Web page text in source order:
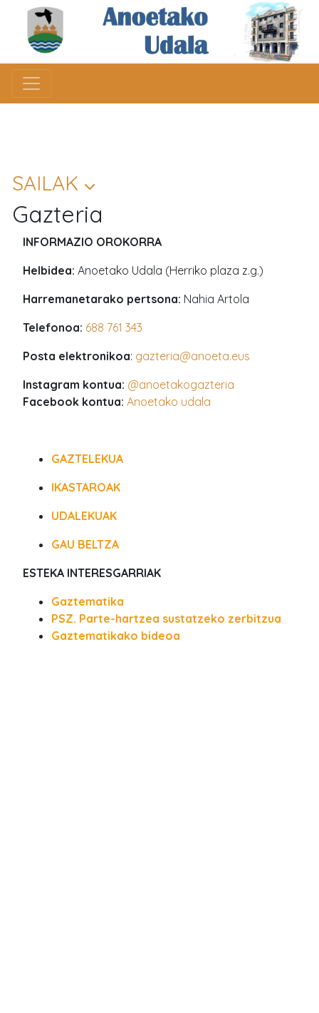
SAILAK
Gazteria
INFORMAZIO OROKORRA
Helbidea: Anoetako Udala (Herriko plaza z.g.)
Harremanetarako pertsona: Nahia Artola
Telefonoa: 688 761 343
Posta elektronikoa: gazteria@anoeta.eus
Instagram kontua: @anoetakogazteria
Facebook kontua: Anoetako udala
GAZTELEKUA
IKASTAROAK
UDALEKUAK
GAU BELTZA
ESTEKA INTERESGARRIAK
Gaztematika
PSZ. Parte-hartzea sustatzeko zerbitzua
Gaztematikako bideoa